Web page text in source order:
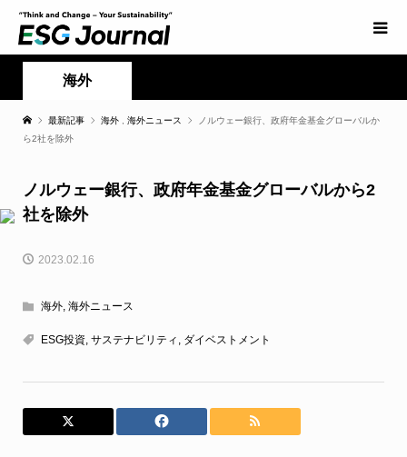
海外
最新記事 海外 海外ニュース
ノルウェー銀行、政府年金基金グローバルか
ら2社を除外
ノルウェー銀行、政府年金基金グローバルから2
社を除外
2023.02.16
海外, 海外ニュース
ESG投資, サステナビリティ , ダイベストメント